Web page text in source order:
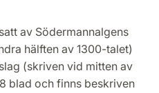
av Södermannalgens
hälften av 1300-talet)
(skriven vid mitten av
blad och finns beskriven